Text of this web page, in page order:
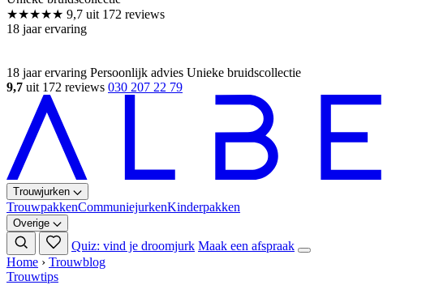
18 jaar ervaring Persoonlijk advies Unieke bruidscollectie
9,7 uit 172 reviews 030 207 22 79
Trouwjurken
TrouwpakkenCommuniejurkenKinderpakken
Overige
Quiz: vind je droomjurk Maak een afspraak
Home › Trouwblog
Trouwtips